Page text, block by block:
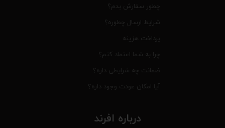
چطور سفارش بدم؟
شرایط ارسال چطوره؟
پرداخت هزینه
چرا به شما اعتماد کنم؟
ضمانت چه شرایطی داره؟
آیا امکان عودت وجود داره؟
درباره افرند